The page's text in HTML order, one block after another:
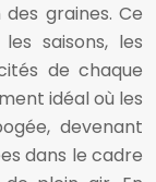
graines. Ce
saisons, les
de chaque
idéal où les
devenant
dans le cadre